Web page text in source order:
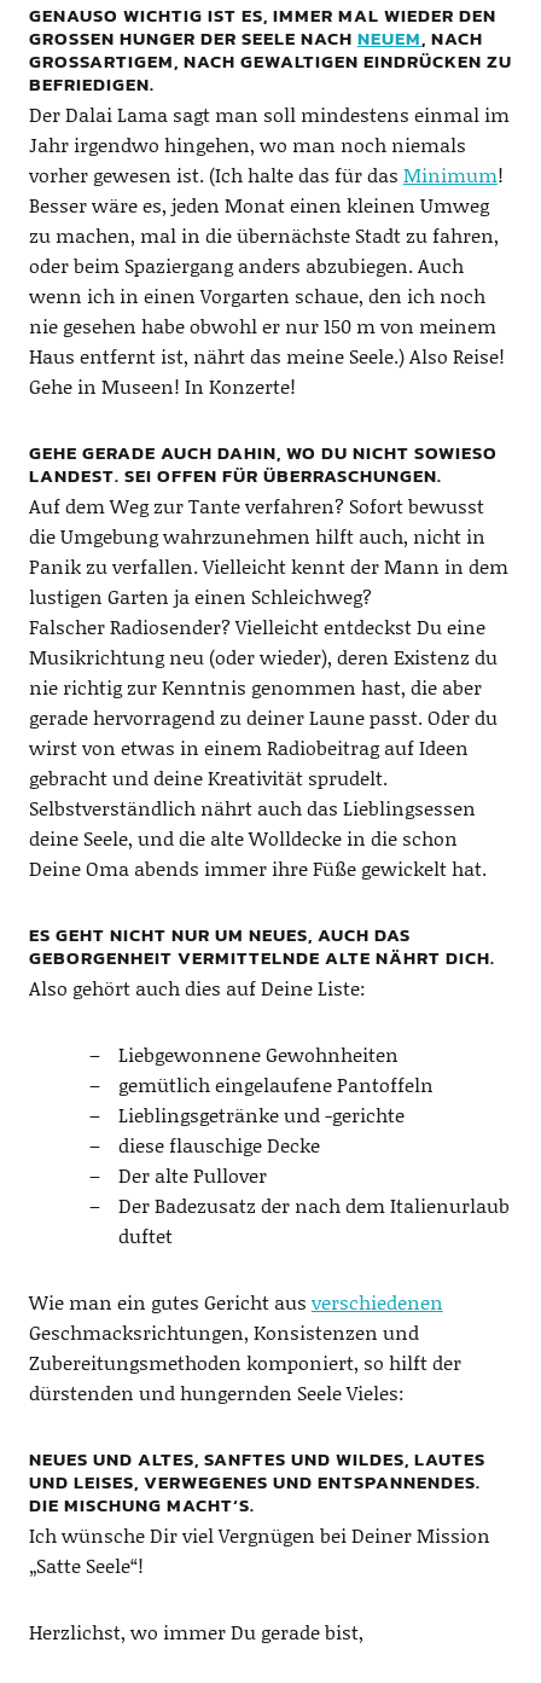
GENAUSO WICHTIG IST ES, IMMER MAL WIEDER DEN
GROSSEN HUNGER DER SEELE NACH NEUEM, NACH
GROSSARTIGEM, NACH GEWALTIGEN EINDRÜCKEN ZU B
EFRIEDIGEN.
Der Dalai Lama sagt man soll mindestens einmal im
Jahr irgendwo hingehen, wo man noch niemals
vorher gewesen ist. (Ich halte das für das Minimum!
Besser wäre es, jeden Monat einen kleinen Umweg
zu machen, mal in die übernächste Stadt zu fahren,
oder beim Spaziergang anders abzubiegen. Auch
wenn ich in einen Vorgarten schaue, den ich noch
nie gesehen habe obwohl er nur 150 m von meinem
Haus entfernt ist, nährt das meine Seele.) Also Reise!
Gehe in Museen! In Konzerte!
GEHE GERADE AUCH DAHIN, WO DU NICHT SOWIESO
LANDEST. SEI OFFEN FÜR ÜBERRASCHUNGEN.
Auf dem Weg zur Tante verfahren? Sofort bewusst
die Umgebung wahrzunehmen hilft auch, nicht in
Panik zu verfallen. Vielleicht kennt der Mann in dem
lustigen Garten ja einen Schleichweg?
Falscher Radiosender? Vielleicht entdeckst Du eine
Musikrichtung neu (oder wieder), deren Existenz du
nie richtig zur Kenntnis genommen hast, die aber
gerade hervorragend zu deiner Laune passt. Oder du
wirst von etwas in einem Radiobeitrag auf Ideen
gebracht und deine Kreativität sprudelt.
Selbstverständlich nährt auch das Lieblingsessen
deine Seele, und die alte Wolldecke in die schon
Deine Oma abends immer ihre Füße gewickelt hat.
ES GEHT NICHT NUR UM NEUES, AUCH DAS
GEBORGENHEIT VERMITTELNDE ALTE NÄHRT DICH.
Also gehört auch dies auf Deine Liste:
Liebgewonnene Gewohnheiten
gemütlich eingelaufene Pantoffeln
Lieblingsgetränke und -gerichte
diese flauschige Decke
Der alte Pullover
Der Badezusatz der nach dem Italienurlaub
duftet
Wie man ein gutes Gericht aus verschiedenen
Geschmacksrichtungen, Konsistenzen und
Zubereitungsmethoden komponiert, so hilft der
dürstenden und hungernden Seele Vieles:
NEUES UND ALTES, SANFTES UND WILDES, LAUTES
UND LEISES, VERWEGENES UND ENTSPANNENDES.
DIE MISCHUNG MACHT‘S.
Ich wünsche Dir viel Vergnügen bei Deiner Mission
„Satte Seele“!
Herzlichst, wo immer Du gerade bist,